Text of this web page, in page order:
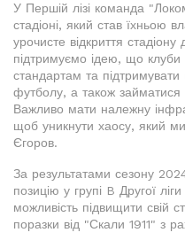
У Першій лізі команда
стадіоні, який став їхньою
урочисте відкриття
підтримуємо ідею, що клуби
стандартам та
футболу, а також займатися
Важливо мати належну
щоб уникнути хаосу, який
Єгоров.
За результатами сезону
позицію у групі B Другої
можливість підвищити свій
поразки від "Скали 1911" з